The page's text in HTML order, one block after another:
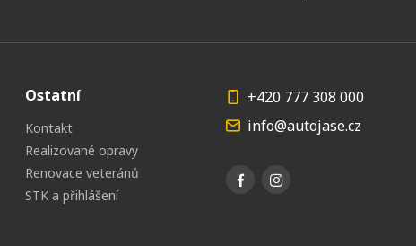
Ostatní
Kontakt
Realizované opravy
Renovace veteránů
STK a přihlášení
+420 777 308 000
info@autojase.cz